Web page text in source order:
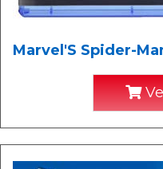
Marvel'S Spider-